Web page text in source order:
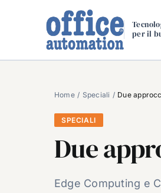
per il
Home Speciali Due
SPECIALI
Due
Edge Computing e